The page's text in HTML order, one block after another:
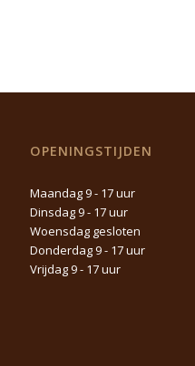
OPENINGSTIJDEN
Maandag 9 - 17 uur
Dinsdag 9 - 17 uur
Woensdag gesloten
Donderdag 9 - 17 uur
Vrijdag 9 - 17 uur